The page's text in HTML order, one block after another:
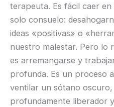
terapeuta. Es fácil caer
solo consuelo:
ideas «positivas» o
nuestro malestar. Pero lo
es arremangarse y
profunda. Es un proceso
ventilar un sótano
profundamente liberador